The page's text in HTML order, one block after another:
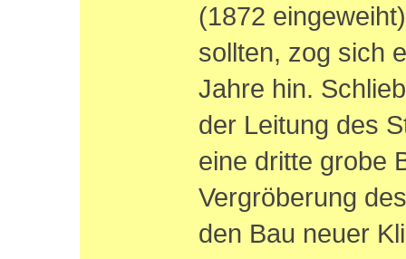
(1872
sollten, zog sich
Jahre hin.
der Leitung des
eine dritte grobe
Vergröberung
den Bau neuer